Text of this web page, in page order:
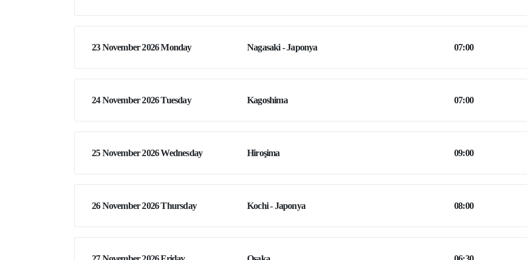
23 November 2026 Monday Nagasaki - Japonya 07:00
24 November 2026 Tuesday Kagoshima 07:00
25 November 2026 Wednesday Hiroşima 09:00
26 November 2026 Thursday Kochi - Japonya 08:00